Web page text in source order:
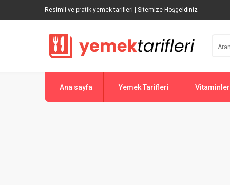
Resimli ve pratik yemek tarifleri | Sitemize Hoşgeldiniz
Ana sayfa Yemek Tarifleri Vitaminler